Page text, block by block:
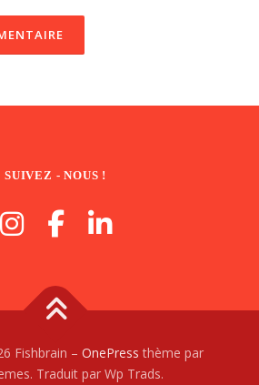
SUIVEZ - NOUS !
Fishbrain – OnePress thème par
Traduit par Wp Trads.